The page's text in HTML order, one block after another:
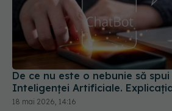
De ce nu este o nebunie să
Inteligenței Artificiale.
18 mai 2026, 14:16